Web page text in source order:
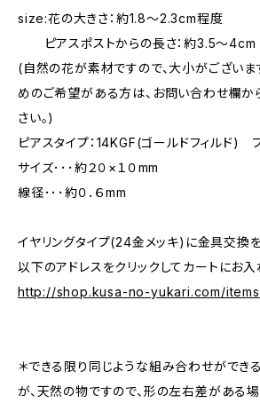
size:花の大きさ：約1.8～2.3cm程度
ピアスポストからの長さ：約3.5～4cm
(自然の花が素材ですので、大小がございま
めのご希望がある方は、お問い合わせ欄か
さい。)
ピアスタイプ：14KGF(ゴールドフィルド)
サイズ･･･約２０×１０mm
線径･･･約０．６mm
イヤリングタイプ(24金メッキ)に金具交換
以下のアドレスをクリックしてカートにお入
http://shop.kusa-no-yukari.com/
＊できる限り同じような組み合わせができ
が、天然の物ですので、形の左右差がある場